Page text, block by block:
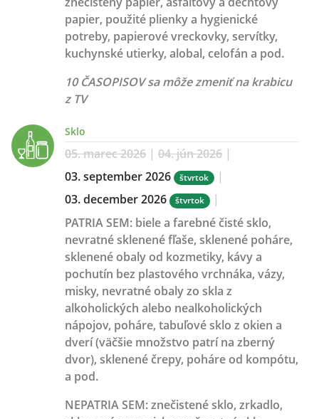
papier, použité plienky a hygienické
potreby, papierové vreckovky, servítky,
kuchynské utierky, alobal, celofán a pod.
10 ČASOPISOV sa môže zmeniť na krabicu
z TV
Sklo
05. marec 2026 | 04. jún 2026 |
03. september 2026
štvrtok
|
03. december 2026
štvrtok
|
PATRIA SEM: biele a farebné čisté sklo,
nevratné sklenené fľaše, sklenené poháre,
sklenené obaly od kozmetiky, kávy a
pochutín bez plastového vrchnáka, vázy,
misky, nevratné obaly zo skla z
alkoholických alebo nealkoholických
nápojov, poháre, tabuľové sklo z okien a
dverí (väčšie množstvo patrí na zberný
dvor), sklenené črepy, poháre od kompótu,
a pod.
NEPATRIA SEM:znečistené sklo, zrkadlo,